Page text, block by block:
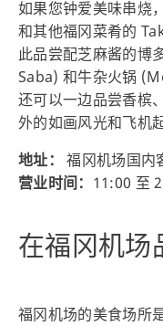
如果您钟爱美味串烧
和其他福冈菜肴的
此品尝配芝麻酱的博
Saba) 和牛杂火锅
还可以一边品尝香槟
外的如画风光和飞机
地址：福冈机场国内
营业时间： 11:00 至
在福冈机场
福冈机场的美食场所